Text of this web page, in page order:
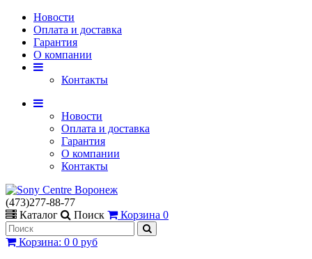
Новости
Оплата и доставка
Гарантия
О компании
Контакты
Новости
Оплата и доставка
Гарантия
О компании
Контакты
(473)277-88-77
Каталог
Поиск Корзина 0
Корзина: 0 0 руб